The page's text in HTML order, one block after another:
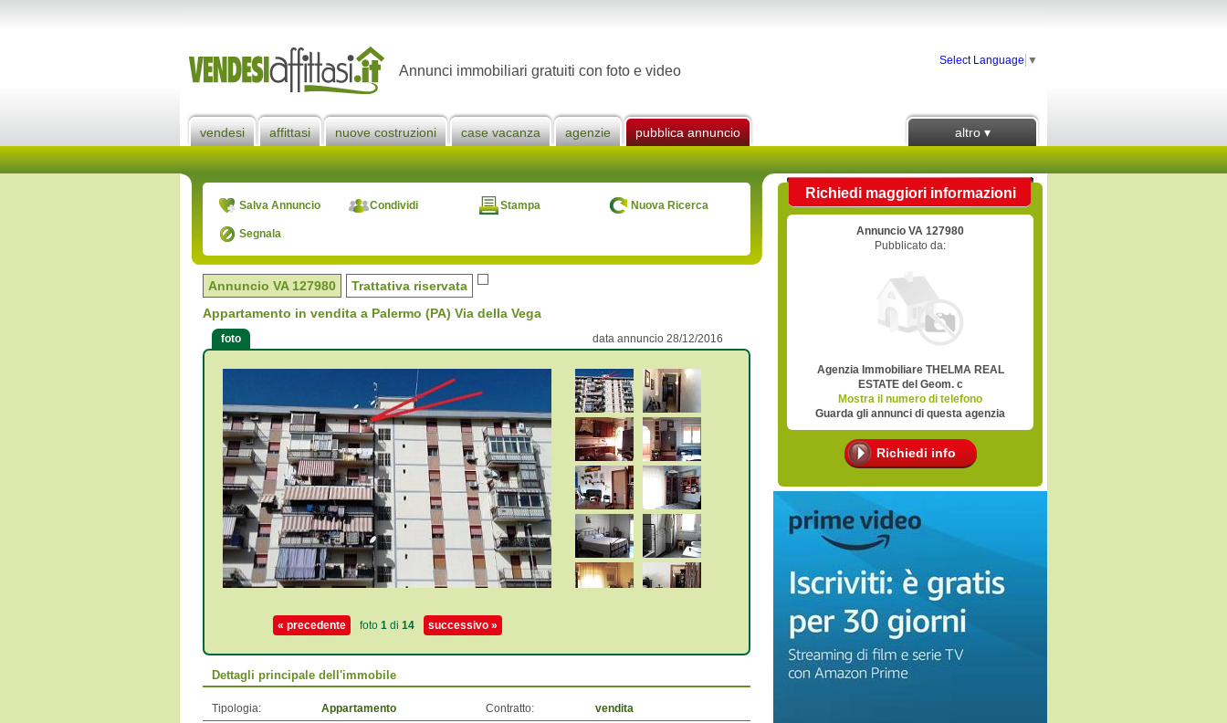
Annunci immobiliari gratuiti con foto e video
vendesi affittasi nuove costruzioni case vacanza agenzie pubblica annuncio altro ▾
Select Language ▼
Salva Annuncio Condividi Stampa Nuova Ricerca
Segnala
Annuncio VA 127980
Trattativa riservata
Appartamento in vendita a Palermo (PA) Via della Vega
foto data annuncio 28/12/2016
« precedente foto 1di 14 successivo »
Dettagli principale dell'immobile
Tipologia: Appartamento Contratto:
vendita
Richiedi maggiori informazioni
Annuncio VA 127980
Pubblicato da:
Agenzia Immobiliare THELMA REAL
ESTATE del Geom. c
Mostra il numero di telefono
Guarda gli annunci di questa agenzia
Richiedi info